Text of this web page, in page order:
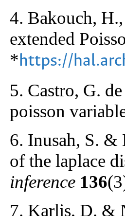
4. Bakouch,
extended
*https://
5. Castro, G.
poisson
6. Inusah, S. &
of the laplace
inference 136
7. Karlis, D. &